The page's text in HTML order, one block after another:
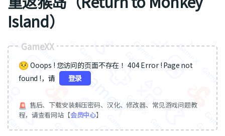
Island）
GameXX
Ooops ! 您访问的页面不存在 ！404 Error ! Page not
found !，请
登录
售后、下载安装解压密码、汉化、修改器、常见游戏问题教
程，请查看网站【会员中心】